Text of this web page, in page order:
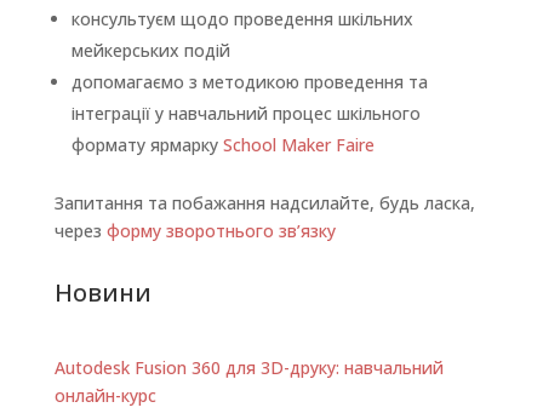
консультуєм щодо проведення шкільних
мейкерських подій
допомагаємо з методикою проведення та
інтеграції у навчальний процес шкільного
формату ярмарку School Maker Faire
Запитання та побажання надсилайте, будь ласка,
через форму зворотнього зв’язку
Новини
Autodesk Fusion 360 для 3D-друку: навчальний
онлайн-курс